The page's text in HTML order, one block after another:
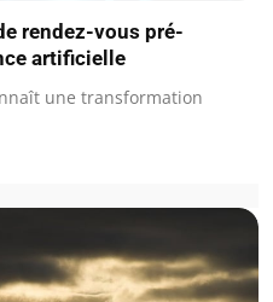
rendez-vous pré-
artificielle
une transformation